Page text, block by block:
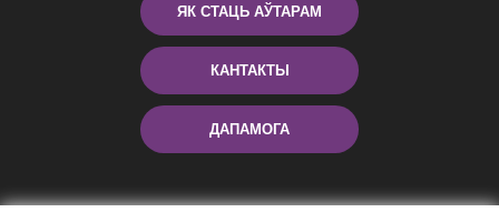
ЯК СТАЦЬ АЎТАРАМ
КАНТАКТЫ
ДАПАМОГА